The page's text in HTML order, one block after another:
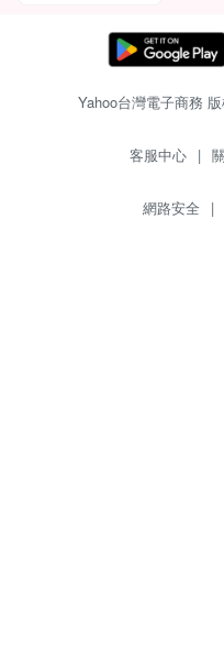
Yahoo台灣電子商務
客服中心 |
網路安全 |